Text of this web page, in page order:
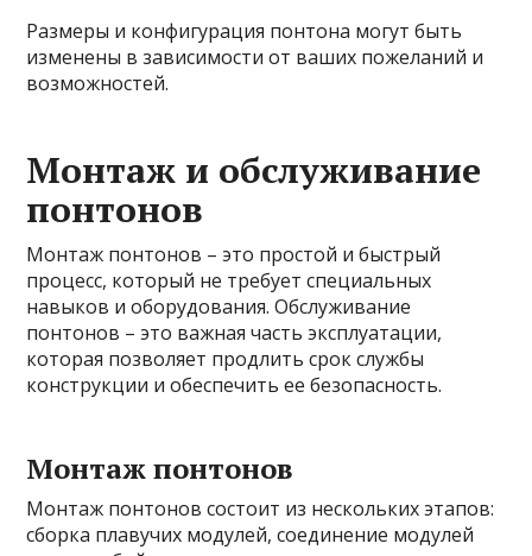
Размеры и конфигурация понтона могут быть
изменены в зависимости от ваших пожеланий и
возможностей.
Монтаж и обслуживание
понтонов
Монтаж понтонов – это простой и быстрый
процесс, который не требует специальных
навыков и оборудования. Обслуживание
понтонов – это важная часть эксплуатации,
которая позволяет продлить срок службы
конструкции и обеспечить ее безопасность.
Монтаж понтонов
Монтаж понтонов состоит из нескольких этапов:
сборка плавучих модулей, соединение модулей